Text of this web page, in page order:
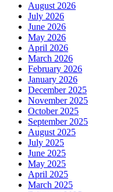
August 2026
July 2026
June 2026
May 2026
April 2026
March 2026
February 2026
January 2026
December 2025
November 2025
October 2025
September 2025
August 2025
July 2025
June 2025
May 2025
April 2025
March 2025